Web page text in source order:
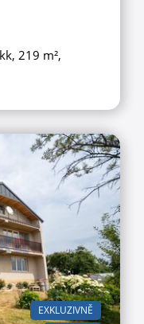
219 m²,
EXKLUZIVNĚ